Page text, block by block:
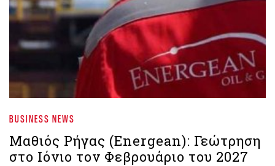
BUSINESS NEWS
Μαθιός Ρήγας (Energean): Γεώτρηση
στο Ιόνιο τον Φεβρουάριο του 2027